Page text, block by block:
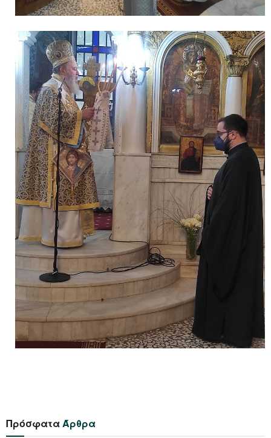
ΠρόσφαταΆρθρα